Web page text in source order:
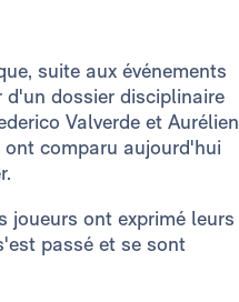
suite aux événements
dossier disciplinaire
Valverde et Aurélien
ont comparu aujourd'hui
joueurs ont exprimé leurs
passé et se sont